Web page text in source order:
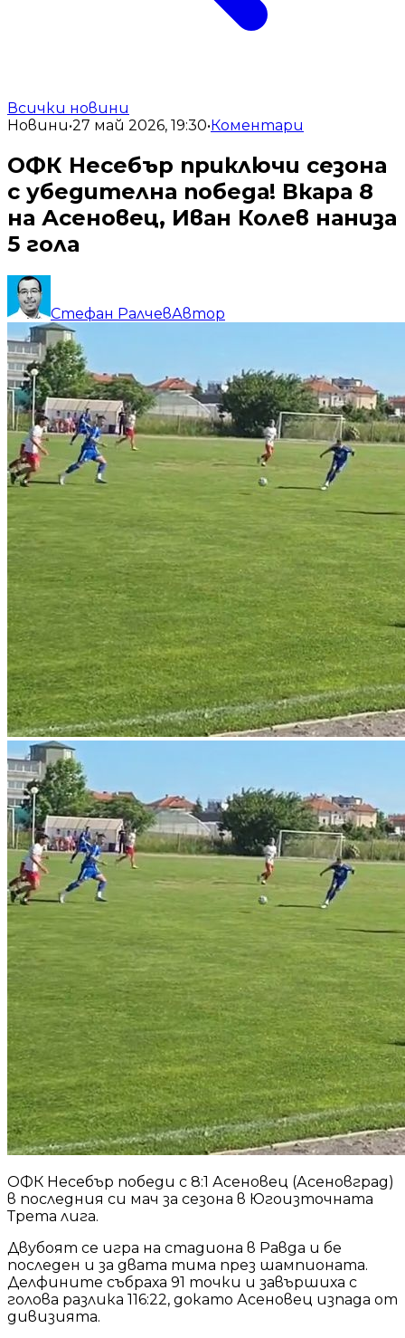
Всички новини
Новини•27 май 2026, 19:30•Коментари
ОФК Несебър приключи сезона
с убедителна победа! Вкара 8
на Асеновец, Иван Колев наниза
5 гола
Стефан РалчевАвтор
ОФК Несебър победи с 8:1 Асеновец (Асеновград)
в последния си мач за сезона в Югоизточната
Трета лига.
Двубоят се игра на стадиона в Равда и бе
последен и за двата тима през шампионата.
Делфините събраха 91 точки и завършиха с
голова разлика 116:22, докато Асеновец изпада от
дивизията.